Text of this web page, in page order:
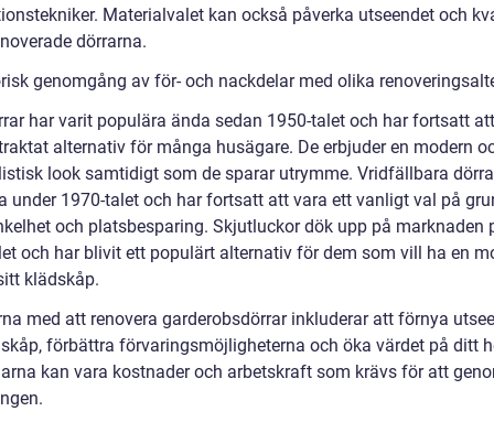
Materialvalet kan också påverka utseendet och
dörrarna.
genomgång av för- och nackdelar med olika
har varit populära ända sedan 1950-talet och har fortsatt
alternativ för många husägare. De erbjuder en modern
look samtidigt som de sparar utrymme. Vridfällbara
under 1970-talet och har fortsatt att vara ett vanligt val på
och platsbesparing. Skjutluckor dök upp på marknaden
och har blivit ett populärt alternativ för dem som vill ha en
klädskåp.
med att renovera garderobsdörrar inkluderar att förnya
förbättra förvaringsmöjligheterna och öka värdet på ditt
kan vara kostnader och arbetskraft som krävs för att